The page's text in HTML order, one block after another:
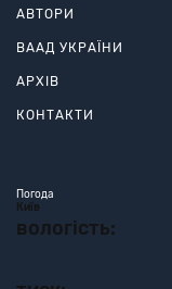
АВТОРИ
ВААД УКРАЇНИ
АРХІВ
КОНТАКТИ
Погода
Київ
вологість: